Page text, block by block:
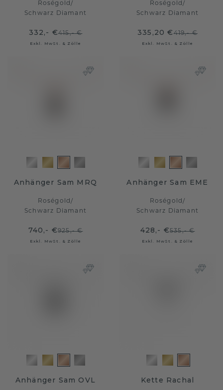
Roségold/
Schwarz Diamant
332,- €415,- €
Exkl. MwSt. & Zölle
Roségold/
Schwarz Diamant
335,20 €419,- €
Exkl. MwSt. & Zölle
Anhänger Sam MRQ
Roségold/
Schwarz Diamant
740,- €925,- €
Exkl. MwSt. & Zölle
Anhänger Sam EME
Roségold/
Schwarz Diamant
428,- €535,- €
Exkl. MwSt. & Zölle
Anhänger Sam OVL Kette Rachal